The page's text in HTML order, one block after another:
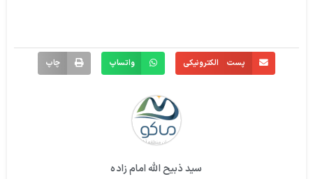
پست الکترونیکی واتساپ چاپ
سید ذبیح الله امام زاده